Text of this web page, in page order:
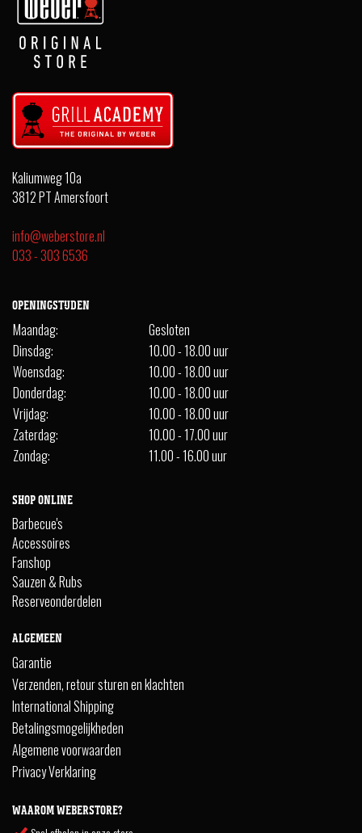
Kaliumweg 10a
3812 PT Amersfoort
info@weberstore.nl
033 - 303 6536
OPENINGSTIJDEN
Maandag:
Gesloten
Dinsdag:
10.00 - 18.00 uur
Woensdag:
10.00 - 18.00 uur
Donderdag:
10.00 - 18.00 uur
Vrijdag:
10.00 - 18.00 uur
Zaterdag:
10.00 - 17.00 uur
Zondag:
11.00 - 16.00 uur
SHOP ONLINE
Barbecue's
Accessoires
Fanshop
Sauzen & Rubs
Reserveonderdelen
ALGEMEEN
Garantie
Verzenden, retour sturen en klachten
International Shipping
Betalingsmogelijkheden
Algemene voorwaarden
Privacy Verklaring
WAAROM WEBERSTORE?